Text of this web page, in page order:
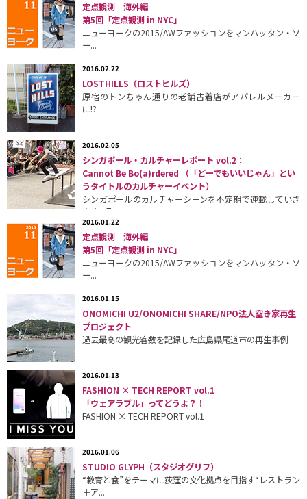
定点観測 海外編
第5回「定点観測 in NYC」
ニューヨークの2015/AWファッションをマンハッタン・ソ
ー...
2016.02.22
LOSTHILLS（ロストヒルズ）
原宿のトンちゃん通りの老舗古着店がアパレルメーカー
に!?
2016.02.05
シンガポール・カルチャーレポート vol.2：
Cannot Be Bo(a)rdered （「どーでもいいじゃん」とい
うタイトルのカルチャーイベント）
シンガポールのカルチャーシーンを不定期で連載していき
ます。取...
2016.01.22
定点観測 海外編
第5回「定点観測 in NYC」
ニューヨークの2015/AWファッションをマンハッタン・ソ
ー...
2016.01.15
ONOMICHI U2/ONOMICHI SHARE/NPO法人空き家再生
プロジェクト
過去最高の観光客数を記録した広島県尾道市の再生事例
2016.01.13
FASHION × TECH REPORT vol.1
「ウェアラブル」ってどうよ？！
FASHION × TECH REPORT vol.1
2016.01.06
STUDIO GLYPH（スタジオグリフ）
“教育と食”をテーマに荻窪の文化拠点を目指す“レストラン
＋ア...